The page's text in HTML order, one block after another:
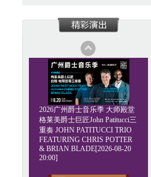
2026广州爵士音乐季 大师殿堂
格莱美爵士巨匠John Patitucci三
重奏 JOHN PATITUCCI TRIO
FEATURING CHRIS POTTER
& BRIAN BLADE[2026-08-20
20:00]